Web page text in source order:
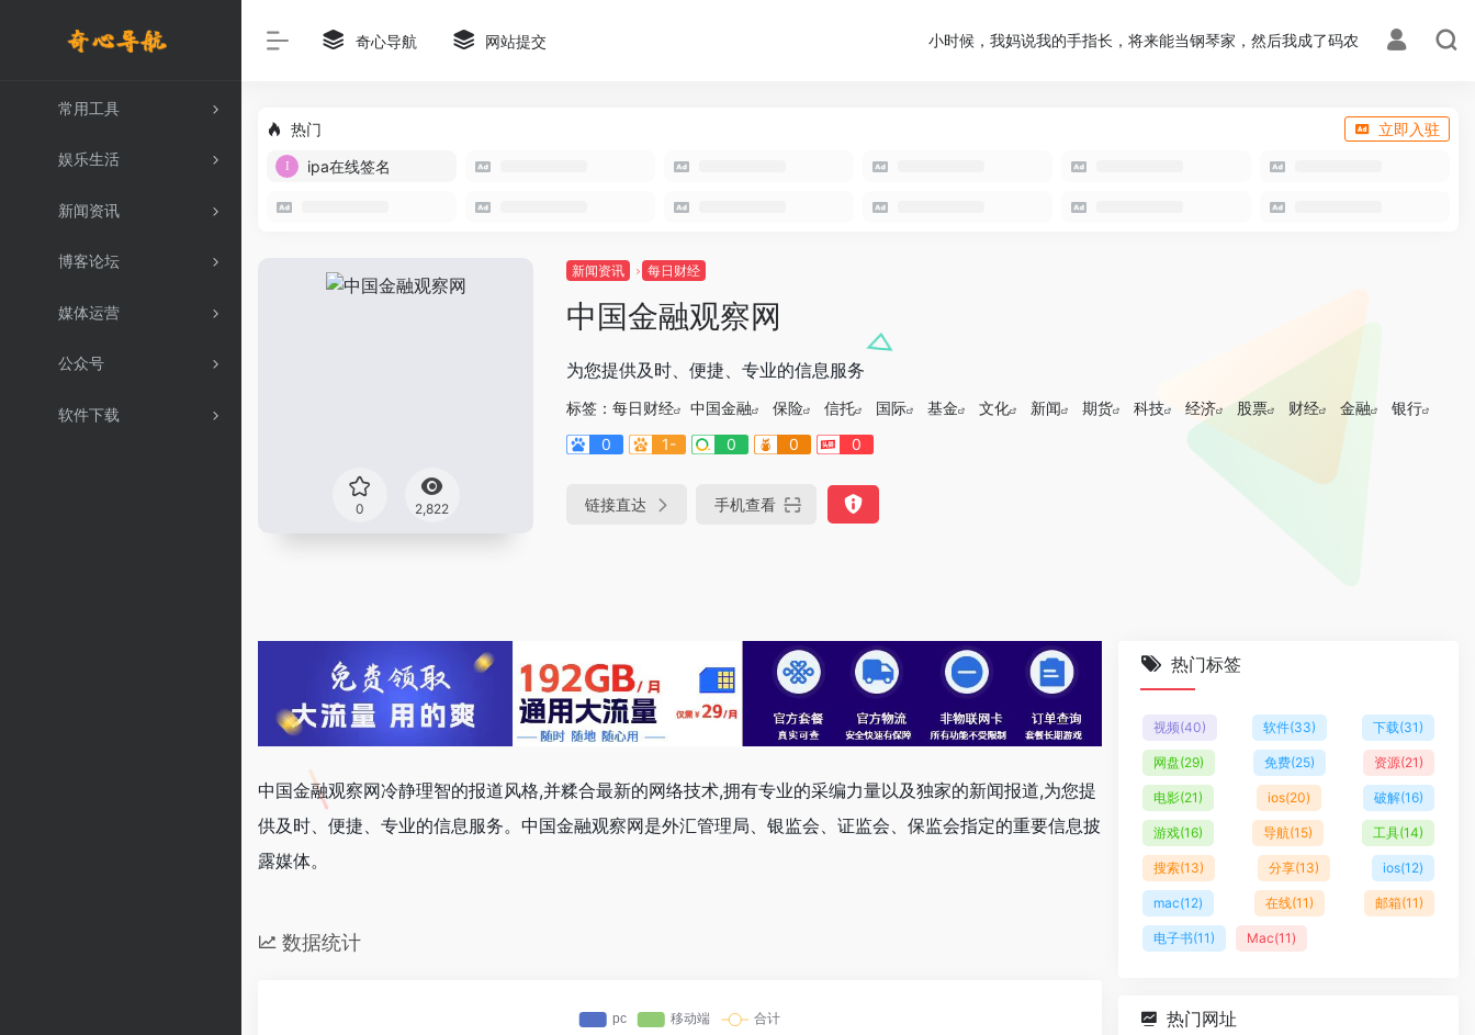
常用工具
娱乐生活
新闻资讯
博客论坛
媒体运营
公众号
软件下载
奇心导航 网站提交 小时候，我妈说我的手指长，将来能当钢琴家，然后我成了码农
热门
立即入驻
ipa在线签名
0 2,822
新闻资讯 每日财经
中国金融观察网
为您提供及时、便捷、专业的信息服务
标签： 每日财经 中国金融 保险 信托 国际 基金 文化 新闻 期货 科技 经济 股票 财经 金融
银行
0
1- 0 0 0
链接直达 手机查看
中国金融观察网冷静理智的报道风格,并糅合最新的网络技术,拥有专业的采编力量以及独家的新闻报道,为您提
供及时、便捷、专业的信息服务。中国金融观察网是外汇管理局、银监会、证监会、保监会指定的重要信息披
露媒体。
数据统计
热门标签
视频(40) 软件(33) 下载(31)
网盘(29) 免费(25) 资源(21)
电影(21) ios(20) 破解(16)
游戏(16) 导航(15) 工具(14)
搜索(13) 分享(13) ios(12)
mac(12) 在线(11) 邮箱(11)
电子书(11) Mac(11)
热门网址